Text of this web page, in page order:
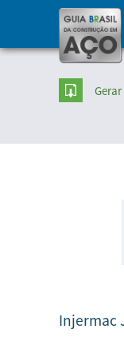
Gerar
Injermac